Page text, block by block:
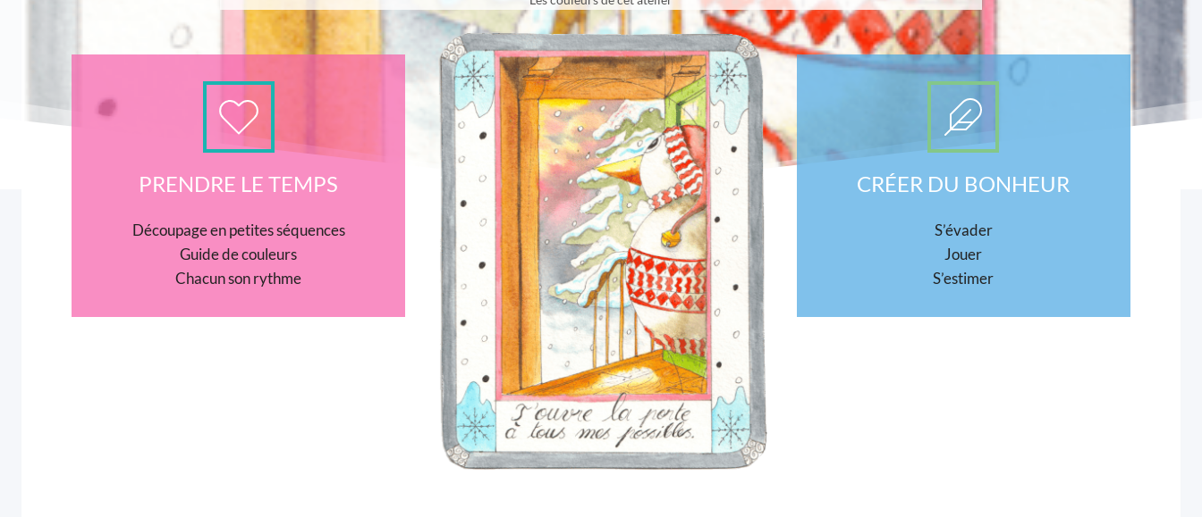
PRENDRE LE TEMPS
Découpage en petites séquences
Guide de couleurs
Chacun son rythme
CRÉER DU BONHEUR
S’évader
Jouer
S’estimer